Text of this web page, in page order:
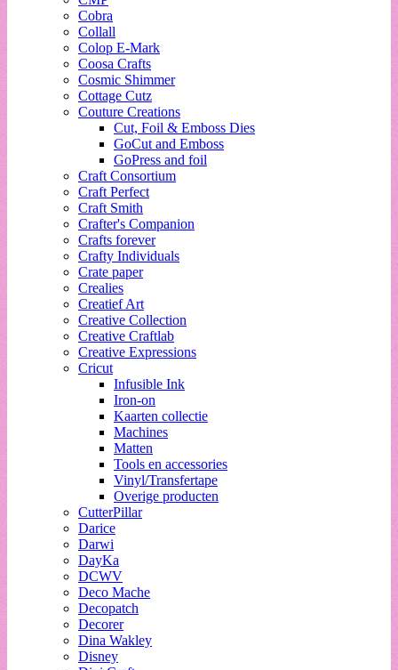
Cobra
Collall
Colop E-Mark
Coosa Crafts
Cosmic Shimmer
Cottage Cutz
Couture Creations
Cut, Foil & Emboss Dies
GoCut and Emboss
GoPress and foil
Craft Consortium
Craft Perfect
Craft Smith
Crafter's Companion
Crafts forever
Crafty Individuals
Crate paper
Crealies
Creatief Art
Creative Collection
Creative Craftlab
Creative Expressions
Cricut
Infusible Ink
Iron-on
Kaarten collectie
Machines
Matten
Tools en accessories
Vinyl/Transfertape
Overige producten
CutterPillar
Darice
Darwi
DayKa
DCWV
Deco Mache
Decopatch
Decorer
Dina Wakley
Disney